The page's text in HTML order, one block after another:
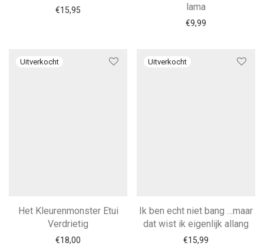
€15,95
lama
€9,99
Het Kleurenmonster Etui
Verdrietig
€18,00
Ik ben echt niet bang …maar
dat wist ik eigenlijk allang
€15,99